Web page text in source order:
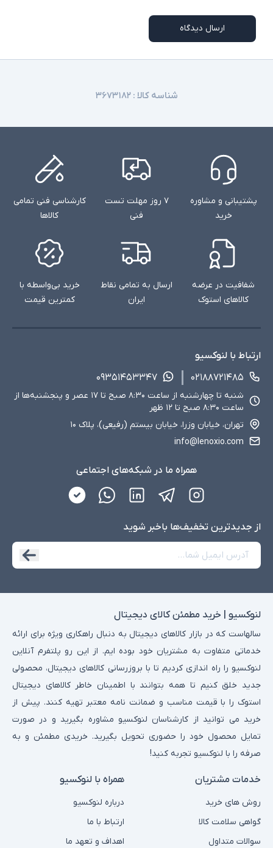
ارسال دیدگاه
شناسه کالا :۳۶۷۳۱۸۲
پشتیبانی و مشاوره
خرید
۷ روز مهلت تست
فنی
کارشناسی فنی تمامی
کالاها
شفافیت در عرضه
کالاهای استوک
ارسال به تمامی نقاط
ایران
خرید بی‌واسطه با
کمترین قیمت
ارتباط با لنوکسیو
۰۲۱۸۸۷۲۱۴۸۵
۰۹۳۵۱۴۵۳۳۴۷
شنبه تا چهارشنبه از ساعت ۸:۳۰ صبح تا ۱۷ عصر و پنجشنبه‌ها از
ساعت ۸:۳۰ صبح تا ۱۲ ظهر
تهران، خیابان وزرا، خیابان بیستم (رفیعی)، پلاک ۱۰
info@lenoxio.com
همراه ما در شبکه‌های اجتماعی
از جدید‌ترین تخفیف‌ها با‌خبر شوید
لنوکسیو | خرید مطمئن کالای دیجیتال
سالهاست که در بازار کالاهای دیجیتال به دنبال راهکاری ویژه برای ارائه
خدماتی متفاوت به مشتریان خود بوده ایم. از این رو پلتفرم آنلاین
لنوکسیو را راه اندازی کردیم تا با بروزرسانی کالاهای دیجیتال، محصولی
جدید خلق کنیم تا همه بتوانند با اطمینان خاطر کالاهای دیجیتال
استوک را با قیمت مناسب و ضمانت نامه معتبر تهیه کنند. پیش از
خرید می توانید از کارشناسان لنوکسیو مشاوره بگیرید و در صورت
تمایل محصول خود را حضوری تحویل بگیرید. خریدی مطمئن و به
صرفه را با لنوکسیو تجربه کنید!
خدمات مشتریان
روش های خرید
گواهی سلامت کالا
سوالات متداول
همراه با لنوکسیو
درباره لنوکسیو
ارتباط با ما
اهداف و تعهد ما